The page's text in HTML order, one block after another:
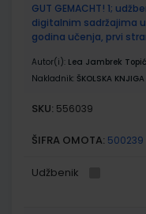
GUT GEMACHT! 1;
digitalnim sadržajima
godina učenja, prvi
Autor(i): Lea Jambrek
Nakladnik: ŠKOLSKA
SKU: 556039
ŠIFRA OMOTA: 500239
Udžbenik